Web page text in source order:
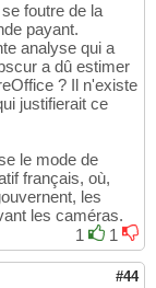
foutre de la
payant.
analyse qui a
a dû estimer
? Il n'existe
justifierait ce
le mode de
français, où,
les
les caméras.
1
1
#44